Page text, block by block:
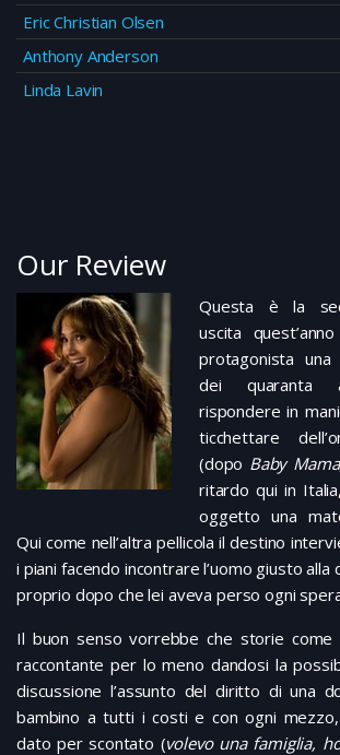
Eric Christian Olsen
Anthony Anderson
Linda Lavin
Our Review
Questa è la
uscita
protagonista una
dei quaranta
rispondere in
ticchettare
(dopo Baby Mama
ritardo qui in
oggetto una
Qui come nell’altra pellicola il destino
i piani facendo incontrare l’uomo giusto
proprio dopo che lei aveva perso ogni
Il buon senso vorrebbe che storie come
raccontante per lo meno dandosi la
discussione l’assunto del diritto di una
bambino a tutti i costi e con ogni
dato per scontato (volevo una famiglia,